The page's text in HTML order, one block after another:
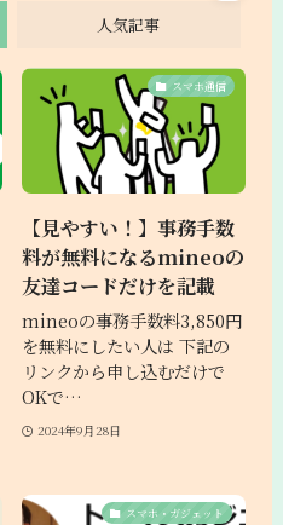
人気記事
スマホ通信
【見やすい！】事務手数
料が無料になるmineoの
友達コードだけを記載
mineoの事務手数料3,850円
を無料にしたい人は 下記の
リンクから申し込むだけで
OKで…
2024年9月28日
スマホ・ガジェット